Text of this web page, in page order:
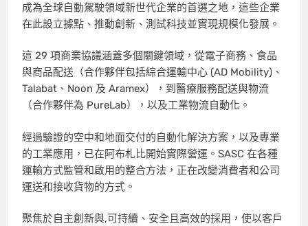
成為全球自動駕駛領域新世代企業的首選之地，這些企業
在此設立據點、推動創新、測試科技並實現規模化發展。
這 29 項商業協議涵蓋多個關鍵領域，從電子商務、食品
與商品配送（合作夥伴包括綜合運輸中心 (AD Mobility)、
Talabat、Noon 及 Aramex），到醫療服務配送與物流
（合作夥伴為 PureLab），以及工業物流自動化。
經過驗證的空中和地面交付的自動化解決方案，以及專業
的工業應用，已在阿布札比開始實際營運。SASC 在各種
運輸方式監管和啟用的整合方法，正在改變消費者和公司
運送和接收貨物的方式。
聚焦於自主創新與,可持續、安全且高效的採用，使以客戶